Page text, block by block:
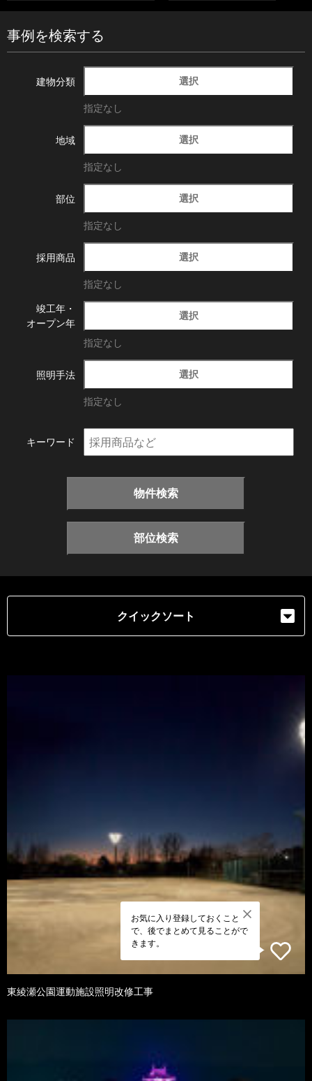
事例を検索する
建物分類 選択
指定なし
地域 選択
指定なし
部位 選択
指定なし
採用商品 選択
指定なし
竣工年・
オープン年
選択
指定なし
照明手法 選択
指定なし
キーワード
物件検索
部位検索
クイックソート
お気に入り登録しておくこと
で、後でまとめて見ることがで
きます。
東綾瀬公園運動施設照明改修工事